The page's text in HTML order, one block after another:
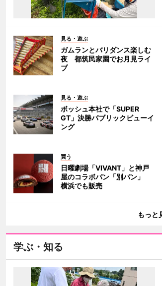
見る・遊ぶ
ガムランとバリダンス楽しむ
夜 都筑民家園でお月見ライ
ブ
見る・遊ぶ
ボッシュ本社で「SUPER
GT」決勝パブリックビューイ
ング
買う
日曜劇場「VIVANT」と神戸
屋のコラボパン「別パン」
横浜でも販売
もっと
学ぶ・知る